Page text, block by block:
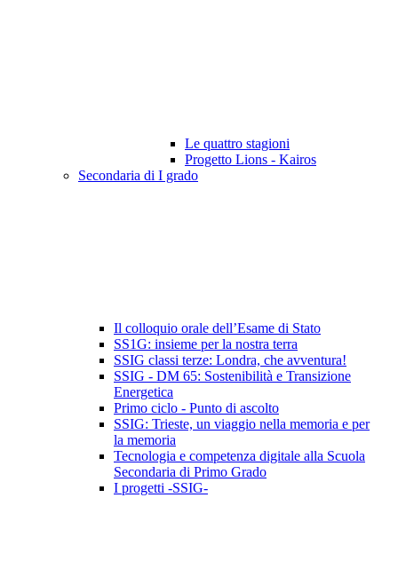
Le quattro stagioni
Progetto Lions - Kairos
Secondaria di I grado
Il colloquio orale dell’Esame di Stato
SS1G: insieme per la nostra terra
SSIG classi terze: Londra, che avventura!
SSIG - DM 65: Sostenibilità e Transizione
Energetica
Primo ciclo - Punto di ascolto
SSIG: Trieste, un viaggio nella memoria e per
la memoria
Tecnologia e competenza digitale alla Scuola
Secondaria di Primo Grado
I progetti -SSIG-